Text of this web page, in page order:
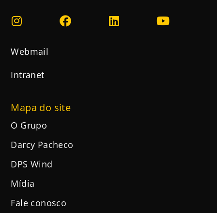
Webmail
Intranet
Mapa do site
O Grupo
Darcy Pacheco
DPS Wind
Mídia
Fale conosco